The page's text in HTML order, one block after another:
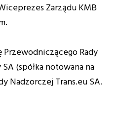
Zarządu KMB
Rady
(spółka notowana na
Nadzorczej Trans.eu SA.